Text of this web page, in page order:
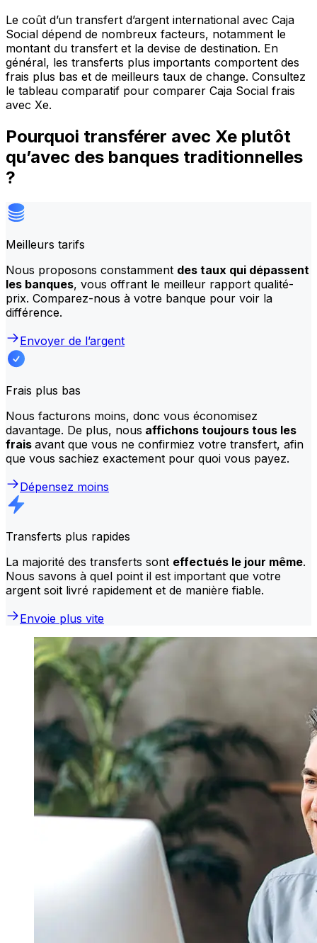
Le coût d’un transfert d’argent international avec Caja
Social dépend de nombreux facteurs, notamment le
montant du transfert et la devise de destination. En
général, les transferts plus importants comportent des
frais plus bas et de meilleurs taux de change. Consultez
le tableau comparatif pour comparer Caja Social frais
avec Xe.
Pourquoi transférer avec Xe plutôt
qu’avec des banques traditionnelles
?
Meilleurs tarifs
Nous proposons constamment des taux qui dépassent
les banques, vous offrant le meilleur rapport qualité-
prix. Comparez-nous à votre banque pour voir la
différence.
Envoyer de l’argent
Frais plus bas
Nous facturons moins, donc vous économisez
davantage. De plus, nous affichons toujours tous les
frais avant que vous ne confirmiez votre transfert, afin
que vous sachiez exactement pour quoi vous payez.
Dépensez moins
Transferts plus rapides
La majorité des transferts sont effectués le jour même.
Nous savons à quel point il est important que votre
argent soit livré rapidement et de manière fiable.
Envoie plus vite